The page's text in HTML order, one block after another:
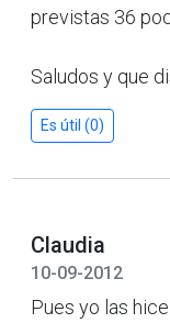
previstas 36
Saludos y que
Es útil (0)
Claudia
10-09-2012
Pues yo las